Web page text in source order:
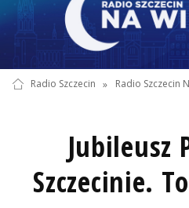
Radio Szczecin » Radio Szczecin
Jubileusz
Szczecinie.